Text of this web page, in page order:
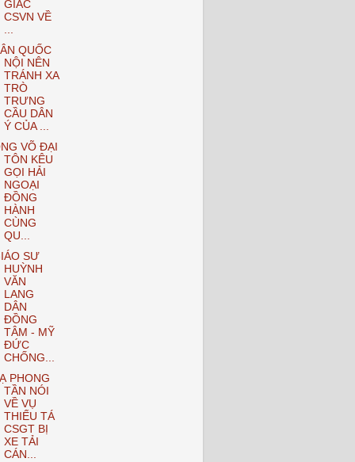
GIÁC
CSVN VỀ
QUỐC
NỘI NÊN
TRÁNH XA
TRÒ
TRƯNG
CẦU DÂN
Ý CỦA ...
VÕ ĐẠI
TÔN KÊU
GỌI HẢI
NGOẠI
ĐỒNG
HÀNH
CÙNG
QU...
SƯ
HUỲNH
VĂN
LANG
DÂN
ĐỒNG
TÂM - MỸ
ĐỨC
CHỐNG...
PHONG
TẦN NÓI
VỀ VỤ
THIẾU TÁ
CSGT BỊ
XE TẢI
CÁN...